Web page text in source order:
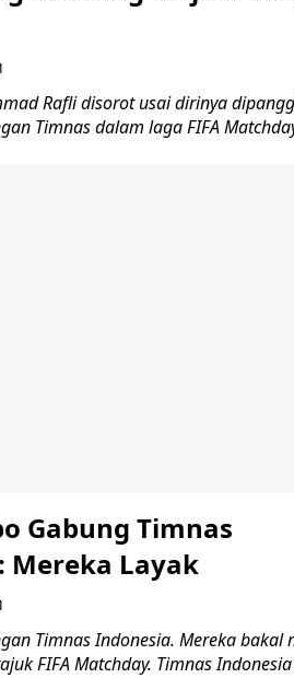
Rafli disorot usai dirinya
Timnas dalam laga FIFA
Gabung Timnas
Mereka Layak
Timnas Indonesia. Mereka bakal
FIFA Matchday. Timnas